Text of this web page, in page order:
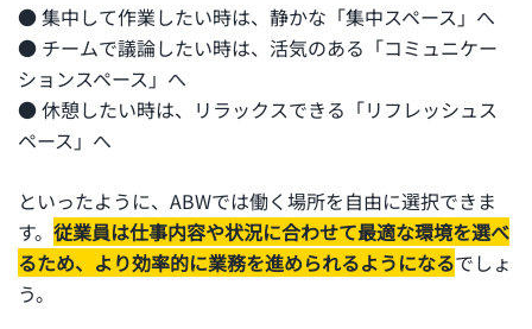
● 集中して作業したい時は、静かな「集中スペース」へ
● チームで議論したい時は、活気のある「コミュニケー
ションスペース」へ
● 休憩したい時は、リラックスできる「リフレッシュス
ペース」へ
といったように、ABWでは働く場所を自由に選択できま
す。 従業員は仕事内容や状況に合わせて最適な環境を選べ
るため、より効率的に業務を進められるようになるでしょ
う。